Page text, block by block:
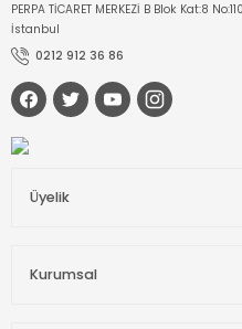
PERPA TİCARET MERKEZİ B Blok Kat:8
İstanbul
0212 912 36 86
Üyelik
Kurumsal